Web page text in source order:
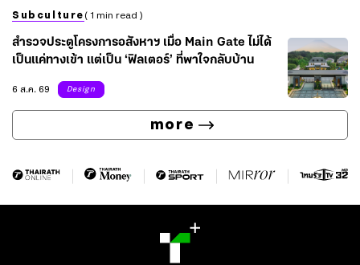
Subculture ( 1 min read )
สำรวจประตูโครงการอสังหาฯ เมื่อ Main Gate ไม่ได้
เป็นแค่ทางเข้า แต่เป็น ‘ฟิลเตอร์’ ที่พาใจกลับบ้าน
6 ส.ค. 69
Design
more